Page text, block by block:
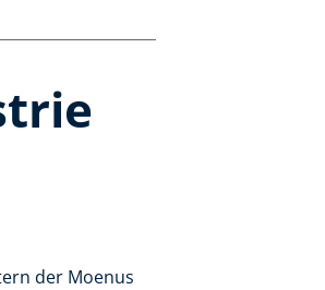
der Moenus